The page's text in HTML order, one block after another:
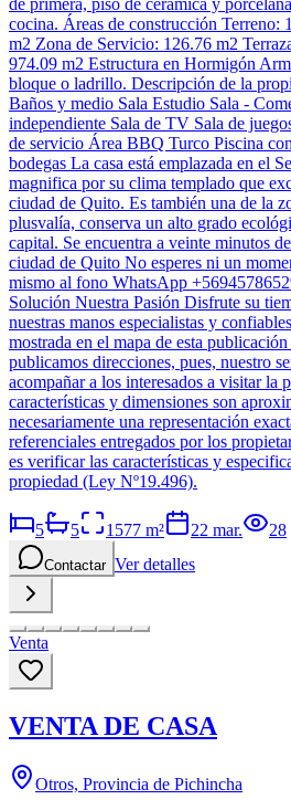
de primera, piso de cerámica y
cocina. Áreas de construcción Terreno:
m2 Zona de Servicio: 126.76 m2
974.09 m2 Estructura en Hormigón
bloque o ladrillo. Descripción de la
Baños y medio Sala Estudio Sala -
independiente Sala de TV Sala de
de servicio Área BBQ Turco Piscina
bodegas La casa está emplazada en el
magnifica por su clima templado que
ciudad de Quito. Es también una de la
plusvalía, conserva un alto grado
capital. Se encuentra a veinte minutos
ciudad de Quito No esperes ni un
mismo al fono WhatsApp
Solución Nuestra Pasión Disfrute su
nuestras manos especialistas y
mostrada en el mapa de esta
publicamos direcciones, pues, nuestro
acompañar a los interesados a visitar la
características y dimensiones son
necesariamente una representación
referenciales entregados por los
es verificar las características y
propiedad (Ley Nº19.496).
5 5 1577 m² 22 mar. 28
Contactar Ver detalles
Venta
VENTA DE CASA
Otros, Provincia de Pichincha